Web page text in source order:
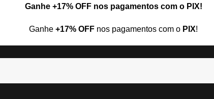
Ganhe +17% OFFnos pagamentos com o PIX!
Ganhe +17% OFF nos pagamentos com o PIX!